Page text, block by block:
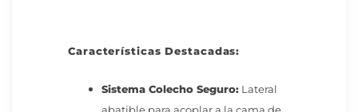
Características Destacadas:
Sistema Colecho Seguro: Lateral